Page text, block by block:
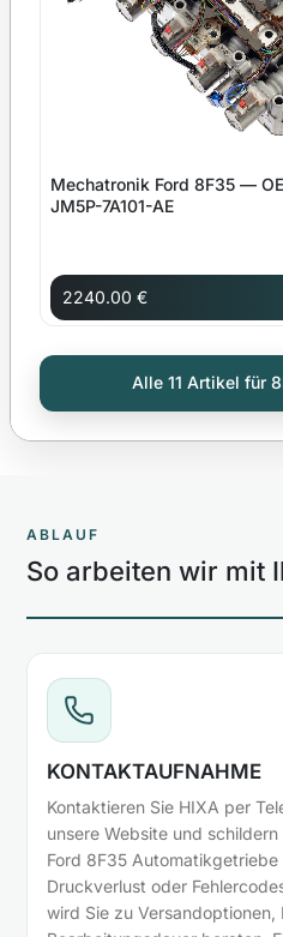
Mechatronik Ford 8F35 —
JM5P-7A101-AE
2240.00 €
Alle 11 Artikel für
ABLAUF
So arbeiten wir mit
KONTAKTAUFNAHME
Kontaktieren Sie HIXA per
unsere Website und
Ford 8F35 Automatikgetriebe
Druckverlust oder
wird Sie zu Versandoptionen,